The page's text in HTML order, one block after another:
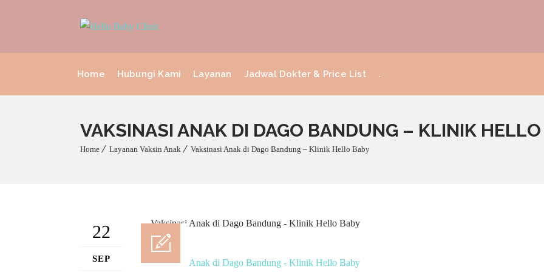
Home Hubungi Kami Layanan Jadwal Dokter & Price List .
VAKSINASI ANAK DI DAGO BANDUNG – KLINIK
Home Layanan Vaksin Anak Vaksinasi Anak di Dago Bandung – Klinik Hello Baby
22
SEP